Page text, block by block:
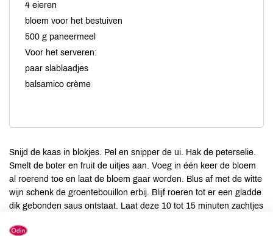
4 eieren
bloem voor het bestuiven
500 g paneermeel
Voor het serveren:
paar slablaadjes
balsamico crème
Snijd de kaas in blokjes. Pel en snipper de ui. Hak de peterselie.
Smelt de boter en fruit de uitjes aan. Voeg in één keer de bloem
al roerend toe en laat de bloem gaar worden. Blus af met de witte
wijn schenk de groentebouillon erbij. Blijf roeren tot er een gladde
dik gebonden saus ontstaat. Laat deze 10 tot 15 minuten zachtjes
pan van het vuur.